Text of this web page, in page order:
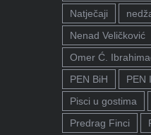
Natječaji
Nenad Veličković
Omer Ć.
PEN BiH
PEN
Pisci u gostima
Predrag Finci